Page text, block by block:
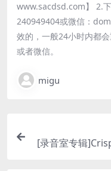
www.sacdsd.com】 2.
240949404或微信：
效的，一般24小时内都
或者微信。
migu
[录音室专辑